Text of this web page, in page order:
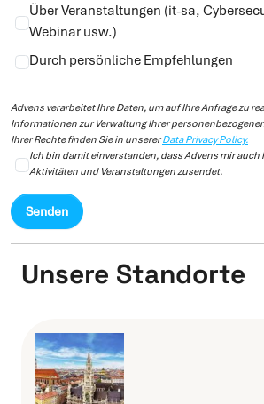
Über Veranstaltungen (it-sa,
Webinar usw.)
Durch persönliche Empfehlungen
Advens verarbeitet Ihre Daten, um auf Ihre Anfrage zu
Informationen zur Verwaltung Ihrer
Ihrer Rechte finden Sie in unsererData Privacy Policy.
Ich bin damit einverstanden, dass Advens mir
Aktivitäten und Veranstaltungen zusendet.
Unsere Standorte